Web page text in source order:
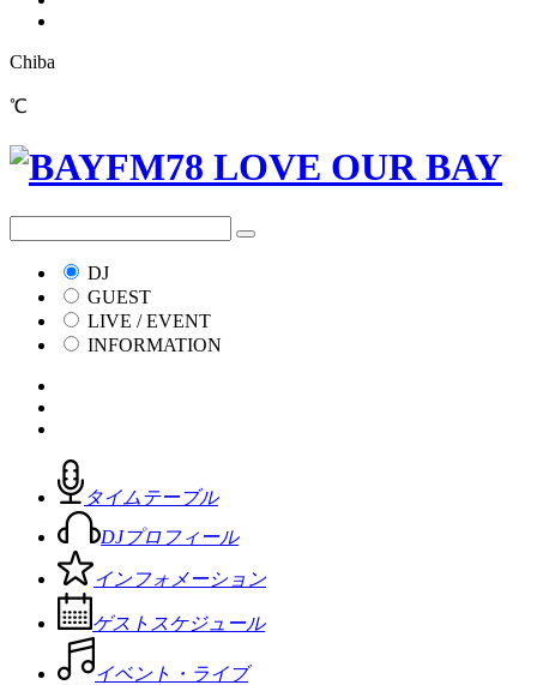
Chiba
℃
DJ
GUEST
LIVE / EVENT
INFORMATION
タイムテーブル
DJプロフィール
インフォメーション
ゲストスケジュール
イベント・ライブ